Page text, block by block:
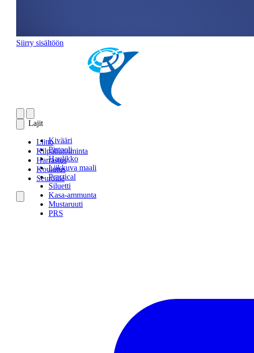
Siirry sisältöön
Lajit
Kivääri
Pistooli
Haulikko
Liikkuva maali
Practical
Siluetti
Kasa-ammunta
Mustaruuti
PRS
Liitto
Kilpailutoiminta
Harrastus
Koulutus
Seuroille